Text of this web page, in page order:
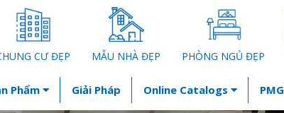
CƯ ĐẸP MẪU NHÀ ĐẸP PHÒNG NGỦ ĐẸP
Phẩm Giải Pháp Online Catalogs PMG